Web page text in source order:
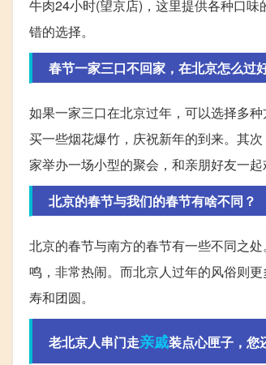
牛肉24小时(望京店)，这里提供各种口
错的选择。
春节一家三口不回家，在北京怎么过
如果一家三口在北京过年，可以选择多
买一些烟花爆竹，庆祝新年的到来。其
家举办一场小型的聚会，和亲朋好友一起
北京的春节与我们的春节有啥不同？
北京的春节与南方的春节有一些不同之
鸣，非常热闹。而北京人过年的风俗则
寿和团圆。
老北京人串门走亲戚装点心匣子，您